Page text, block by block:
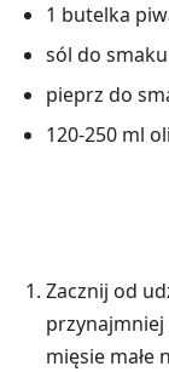
1 butelka
sól do smaku
pieprz do
120-250 ml
Zacznij od
mięsie małe